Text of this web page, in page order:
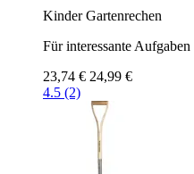
Kinder Gartenrechen
Für interessante
23,74 € 24,99 €
4.5 (2)